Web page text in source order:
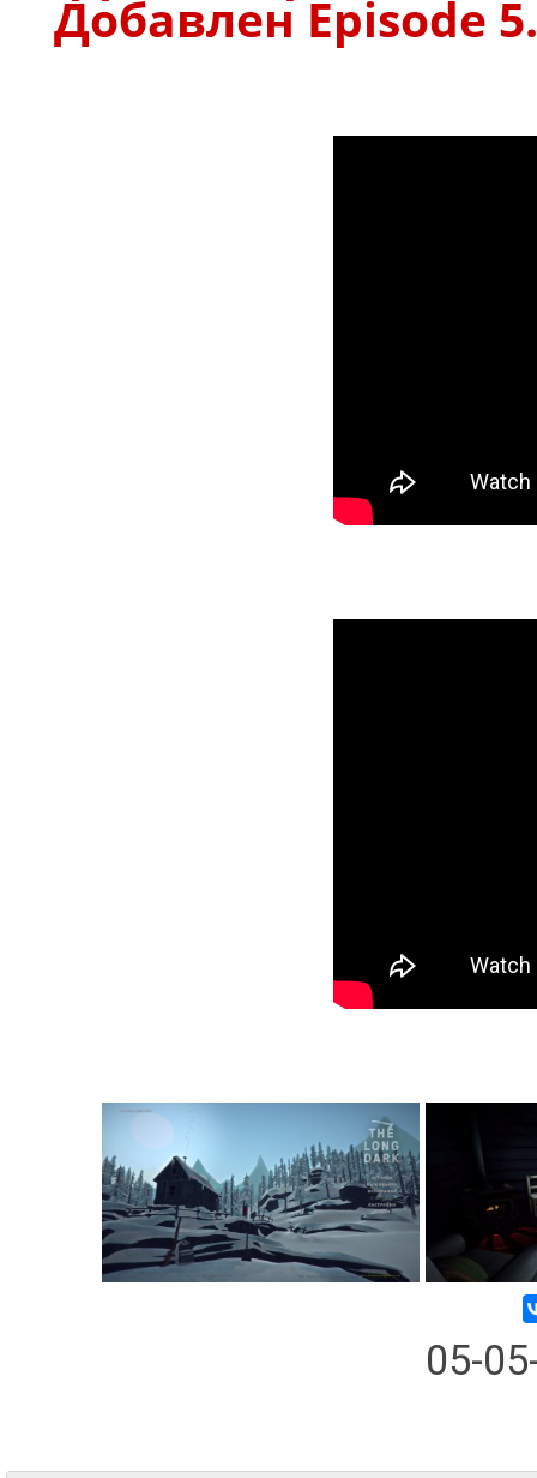
Добавлен Episode
05-